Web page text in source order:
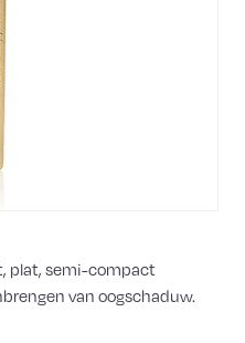
plat, semi-compact
van oogschaduw.